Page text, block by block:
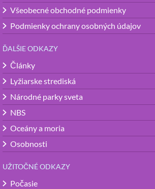
Všeobecné obchodné podmienky
Podmienky ochrany osobných údajov
ĎALŠIE ODKAZY
Články
Lyžiarske strediská
Národné parky sveta
NBS
Oceány a moria
Osobnosti
UŽITOČNÉ ODKAZY
Počasie